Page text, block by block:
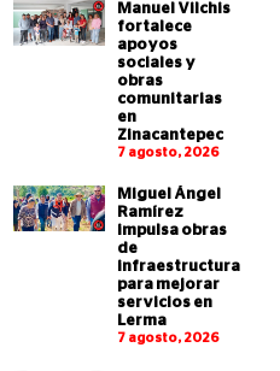
Manuel Vilchis
fortalece
apoyos
sociales y
obras
comunitarias
en
Zinacantepec
7 agosto, 2026
Miguel Ángel
Ramírez
impulsa obras
de
infraestructura
para mejorar
servicios en
Lerma
7 agosto, 2026